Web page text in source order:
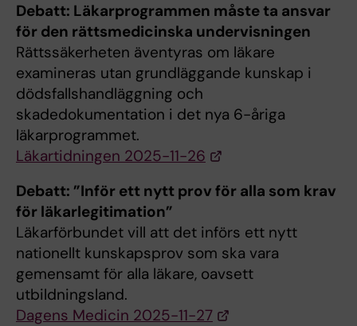
Debatt: Läkarprogrammen måste ta ansvar
för den rättsmedicinska undervisningen
Rättssäkerheten äventyras om läkare
examineras utan grundläggande kunskap i
dödsfallshandläggning och
skadedokumentation i det nya 6-åriga
läkarprogrammet.
Läkartidningen 2025-11-26
Debatt: ”Inför ett nytt prov för alla som krav
för läkarlegitimation”
Läkarförbundet vill att det införs ett nytt
nationellt kunskapsprov som ska vara
gemensamt för alla läkare, oavsett
utbildningsland.
Dagens Medicin 2025-11-27